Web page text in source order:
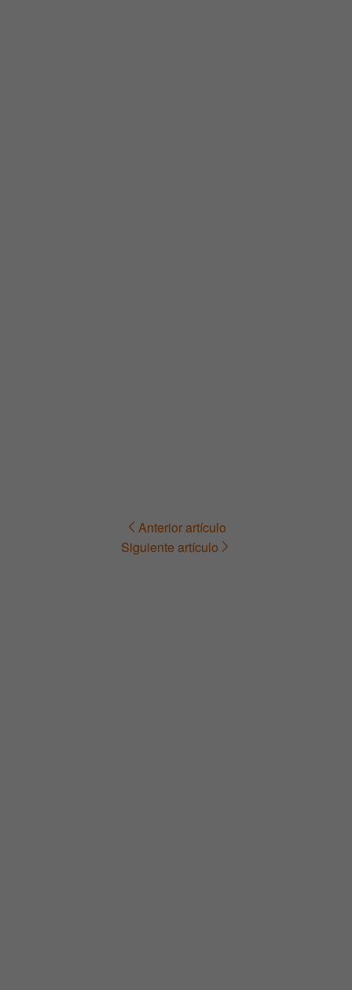
Navegación Anterior artículo
Siguiente artículo